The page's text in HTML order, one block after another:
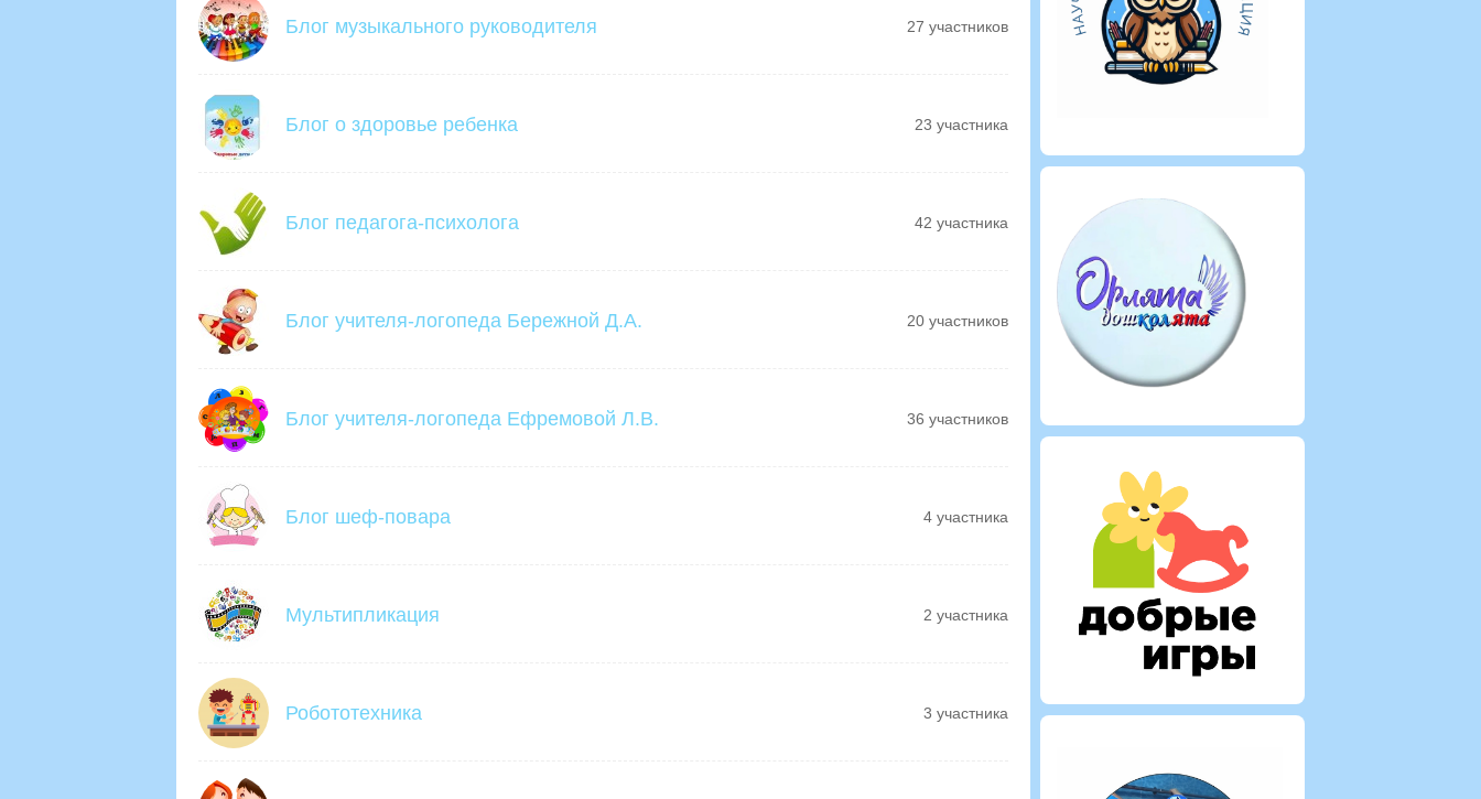
Блог музыкального руководителя 27 участников
Блог о здоровье ребенка 23 участника
Блог педагога-психолога 42 участника
Блог учителя-логопеда Бережной Д.А. 20 участников
Блог учителя-логопеда Ефремовой Л.В. 36 участников
Блог шеф-повара 4 участника
Мультипликация 2 участника
Робототехника 3 участника